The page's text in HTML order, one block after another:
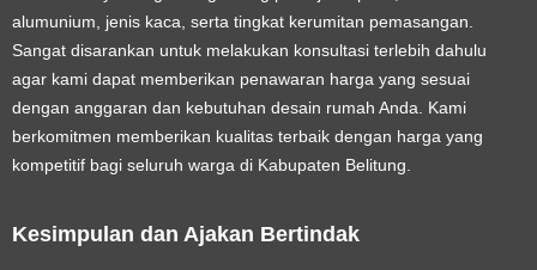
alumunium, jenis kaca, serta tingkat kerumitan pemasangan.
Sangat disarankan untuk melakukan konsultasi terlebih dahulu
agar kami dapat memberikan penawaran harga yang sesuai
dengan anggaran dan kebutuhan desain rumah Anda. Kami
berkomitmen memberikan kualitas terbaik dengan harga yang
kompetitif bagi seluruh warga di Kabupaten Belitung.
Kesimpulan dan Ajakan Bertindak